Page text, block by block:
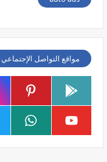
مواقع التواصل الإجتماعي